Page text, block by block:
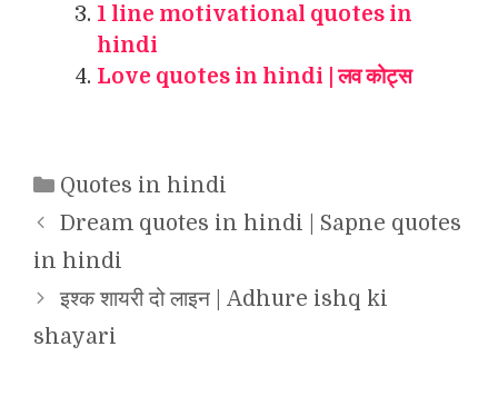
1 line motivational quotes in
hindi
Love quotes in hindi | लव कोट्स
Categories
Quotes in hindi
Dream quotes in hindi | Sapne quotes
in hindi
इश्क शायरी दो लाइन | Adhure ishq ki
shayari